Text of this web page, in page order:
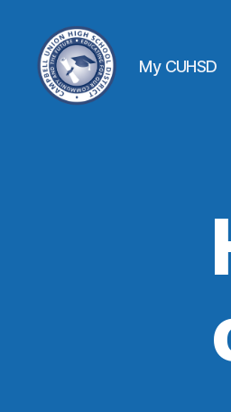
My CUHSD